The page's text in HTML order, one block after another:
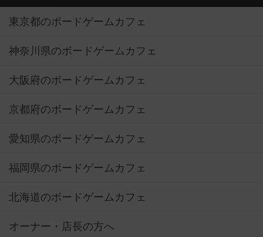
東京都のボードゲームカフェ
神奈川県のボードゲームカフェ
大阪府のボードゲームカフェ
京都府のボードゲームカフェ
愛知県のボードゲームカフェ
福岡県のボードゲームカフェ
北海道のボードゲームカフェ
オーナー・店長の方へ